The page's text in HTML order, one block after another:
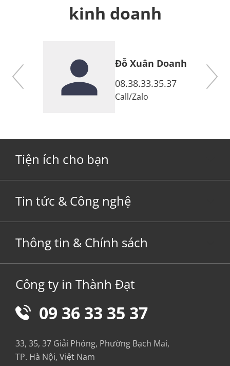
kinh doanh
Đỗ Xuân Doanh
08.38.33.35.37
Call/Zalo
Tiện ích cho bạn
Tin tức & Công nghệ
Thông tin & Chính sách
Công ty in Thành Đạt
09 36 33 35 37
33, 35, 37 Giải Phóng, Phường Bạch Mai,
TP. Hà Nội, Việt Nam